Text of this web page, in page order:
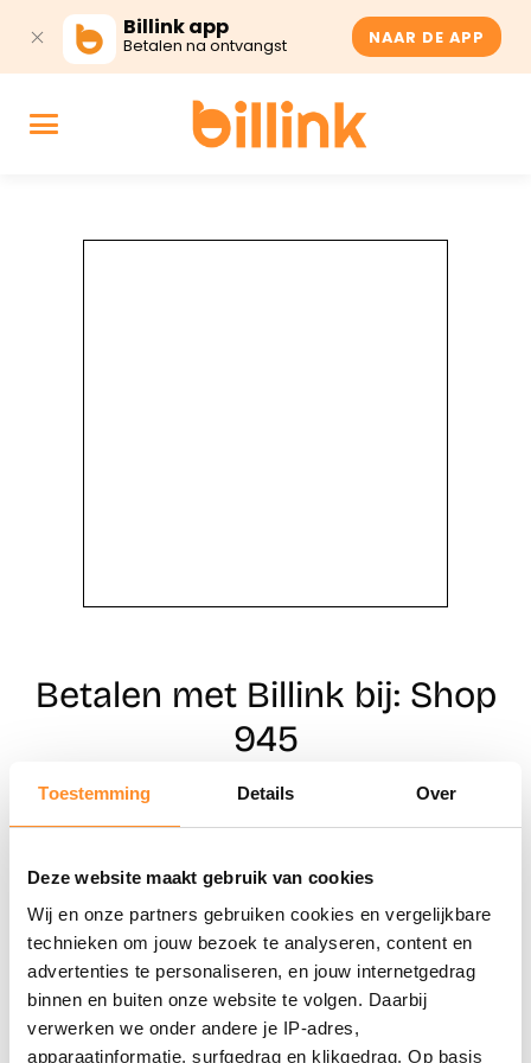
Toestemming Details Over
Deze website maakt gebruik van cookies
Wij en onze partners gebruiken cookies en vergelijkbare
technieken om jouw bezoek te analyseren, content en
advertenties te personaliseren, en jouw internetgedrag
binnen en buiten onze website te volgen. Daarbij
verwerken we onder andere je IP-adres,
apparaatinformatie, surfgedrag en klikgedrag. Op basis
Billink app
Betalen na ontvangst NAAR DE APP
Betalen met Billink bij: Shop
945
Naar winkels